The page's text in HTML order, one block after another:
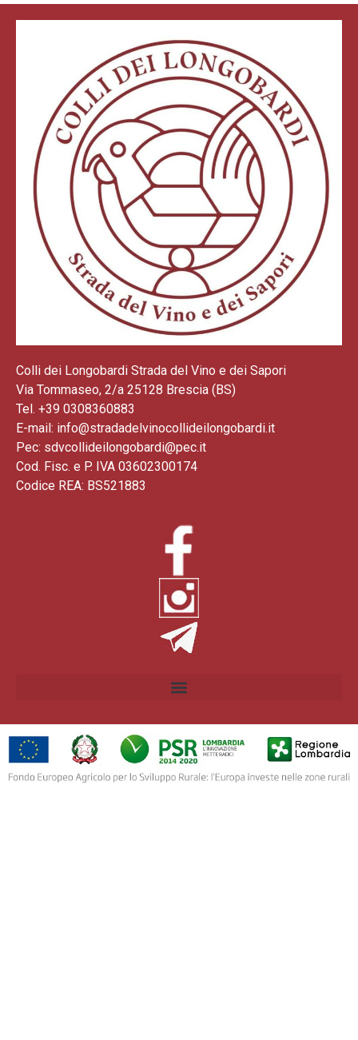
Colli dei Longobardi Strada del Vino e dei Sapori
Via Tommaseo, 2/a 25128 Brescia (BS)
Tel. +39 0308360883
E-mail: info@stradadelvinocollideilongobardi.it
Pec: sdvcollideilongobardi@pec.it
Cod. Fisc. e P. IVA 03602300174
Codice REA: BS521883